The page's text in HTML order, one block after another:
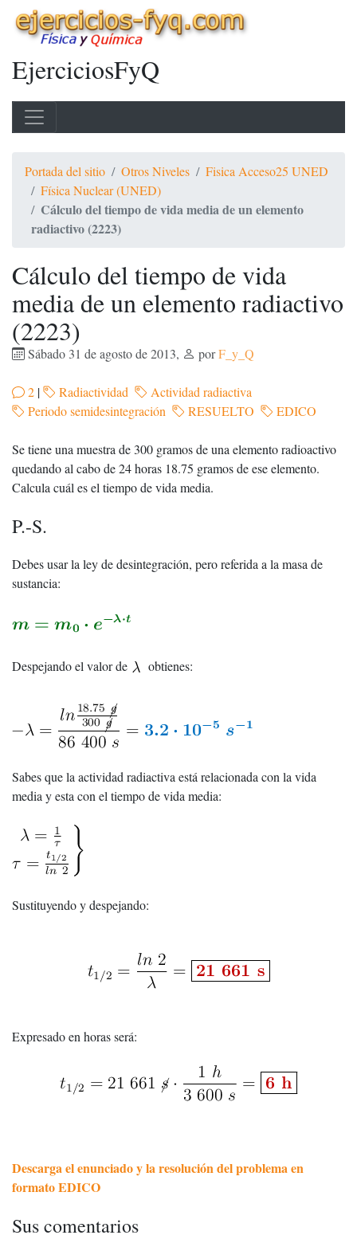
EjerciciosFyQ
Portada del sitio Otros Niveles
Fisica Acceso25 UNED
Física Nuclear (UNED)
Cálculo del tiempo de vida media de un elemento
radiactivo (2223)
Cálculo del tiempo de vida
media de un elemento radiactivo
(2223)
Sábado 31 de agosto de 2013, porF_y_Q
2 | Radiactividad
Actividad radiactiva
Periodo semidesintegración
RESUELTO EDICO
Se tiene una muestra de 300 gramos de una elemento radioactivo
quedando al cabo de 24 horas 18.75 gramos de ese elemento.
Calcula cuál es el tiempo de vida media.
P.-S.
Debes usar la ley de desintegración, pero referida a la masa de
sustancia:
Despejando el valor de obtienes:
Sabes que la actividad radiactiva está relacionada con la vida
media y esta con el tiempo de vida media:
Sustituyendo y despejando:
Expresado en horas será:
Descarga el enunciado y la resolución del problema en
formato EDICO
Sus comentarios